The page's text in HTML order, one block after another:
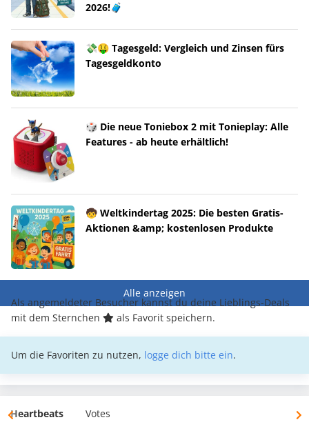
2026!🧳
💸🤑 Tagesgeld: Vergleich und Zinsen fürs
Tagesgeldkonto
🎲 Die neue Toniebox 2 mit Tonieplay: Alle
Features - ab heute erhältlich!
🧒 Weltkindertag 2025: Die besten Gratis-
Aktionen &amp; kostenlosen Produkte
Alle anzeigen
Als angemeldeter Besucher kannst du deine Lieblings-Deals
mit dem Sternchen
als Favorit speichern.
Um die Favoriten zu nutzen, logge dich bitte ein.
Heartbeats Votes